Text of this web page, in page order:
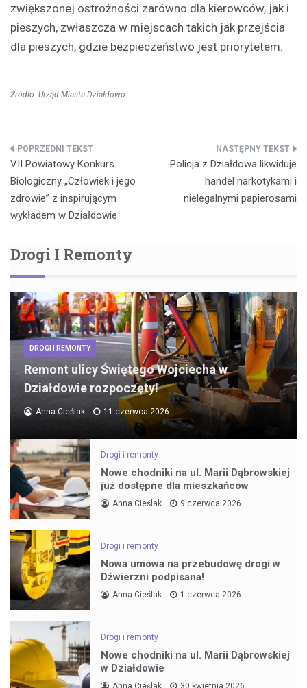
zwiększonej ostrożności zarówno dla kierowców, jak i
pieszych, zwłaszcza w miejscach takich jak przejścia
dla pieszych, gdzie bezpieczeństwo jest priorytetem.
Źródło: Urząd Miasta Działdowo
Nawigacja
wpisu
VII Powiatowy Konkurs
Biologiczny „Człowiek i jego
zdrowie” z inspirującym
wykładem w Działdowie
Policja z Działdowa likwiduje
handel narkotykami i
nielegalnymi papierosami
Drogi I Remonty
DROGI I REMONTY
Remont ulicy Świętego Wojciecha w
Działdowie rozpoczęty!
Anna Cieślak 11 czerwca 2026
Drogi i remonty
Nowe chodniki na ul. Marii Dąbrowskiej
już dostępne dla mieszkańców
Anna Cieślak 9 czerwca 2026
Drogi i remonty
Nowa umowa na przebudowę drogi w
Dźwierzni podpisana!
Anna Cieślak 1 czerwca 2026
Drogi i remonty
Nowe chodniki na ul. Marii Dąbrowskiej
w Działdowie